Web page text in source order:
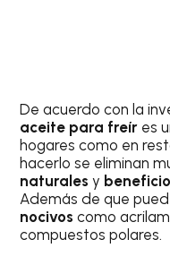
De acuerdo con la
aceite para freír es
hogares como en
hacerlo se eliminan
naturales y
Además de que
nocivoscomo
compuestos polares.